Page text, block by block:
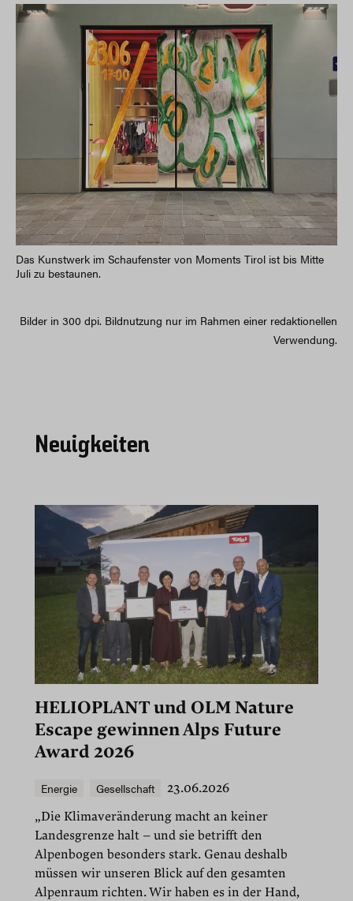
Das Kunstwerk im Schaufenster von Moments Tirol ist bis Mitte
Juli zu bestaunen.
Bilder in 300 dpi. Bildnutzung nur im Rahmen einer redaktionellen
Verwendung.
Neuigkeiten
HELIOPLANT und OLM Nature
Escape gewinnen Alps Future
Award 2026
Energie Gesellschaft
23.06.2026
„Die Klimaveränderung macht an keiner
Landesgrenze halt – und sie betrifft den
Alpenbogen besonders stark. Genau deshalb
müssen wir unseren Blick auf den gesamten
Alpenraum richten. Wir haben es in der Hand,